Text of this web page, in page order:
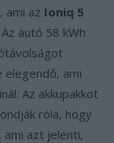
ami az Ioniq 5
autó 58 kWh
elegendő, ami
Az akkupakkot
róla, hogy
azt jelenti,